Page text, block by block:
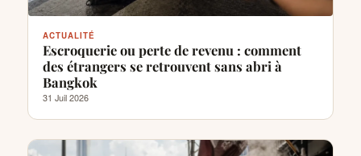
ACTUALITÉ
Escroquerie ou perte de revenu : comment
des étrangers se retrouvent sans abri à
Bangkok
31 Juil 2026